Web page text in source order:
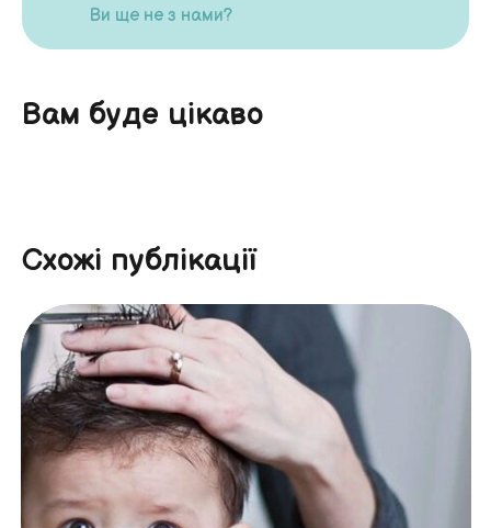
Ви ще не з нами?
Вам буде цікаво
Схожі публікації